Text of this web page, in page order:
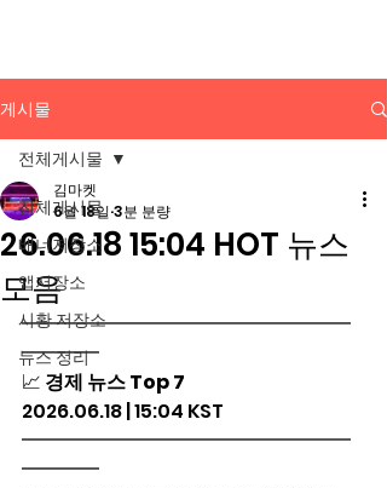
게시물
전체게시물
배너저장소
앱저장소
시황 저장소
뉴스 정리
전체게시물
26.06.18 15:04 HOT 뉴스
모음
김마켓
6월 18일 3분 분량
━━━━━━━━━━━━━━━━━
━━━━
📈 경제 뉴스 Top 7
2026.06.18 | 15:04 KST
━━━━━━━━━━━━━━━━━
━━━━